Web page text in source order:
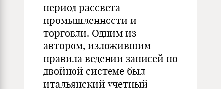
период рассвета
промышленности и
торговли. Одним из
автором, изложившим
правила ведении записей по
двойной системе был
итальянский учетный